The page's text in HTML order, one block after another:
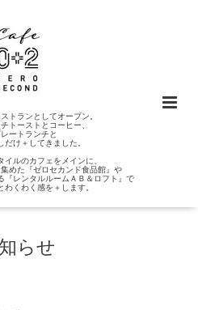
トランとしてオープン。
トーストとコーヒー、
ートランチと
だけ＋してきました。
イルのカフェをメインに、
めた『ゼロセカンド食品館』や
『レンタルルームＡＢ＆ロフト』で
わくわく感を＋します。
らせ